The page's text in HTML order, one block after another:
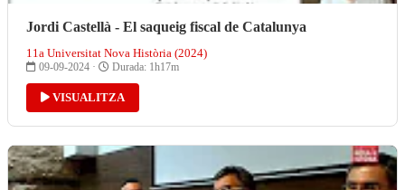
Jordi Castellà - El saqueig fiscal de Catalunya
11a Universitat Nova Història (2024)
09-09-2024 · Durada: 1h17m
VISUALITZA